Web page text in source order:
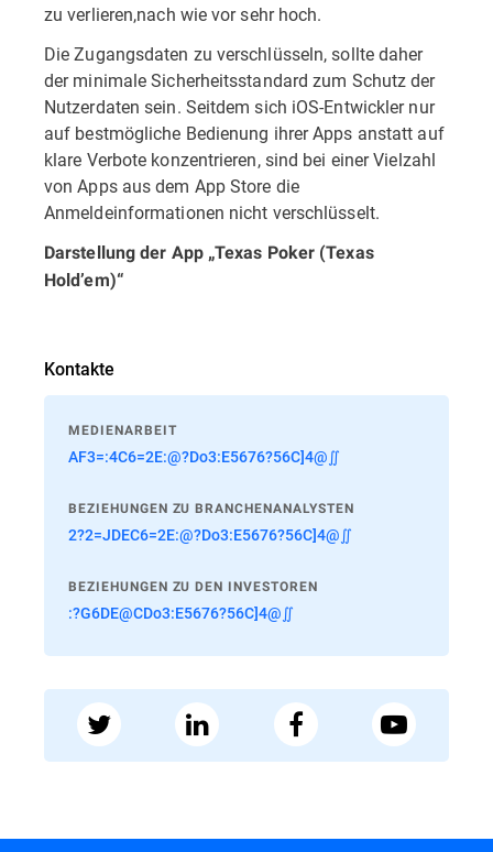
zu verlieren,nach wie vor sehr hoch.
Die Zugangsdaten zu verschlüsseln, sollte daher
der minimale Sicherheitsstandard zum Schutz der
Nutzerdaten sein. Seitdem sich iOS-Entwickler nur
auf bestmögliche Bedienung ihrer Apps anstatt auf
klare Verbote konzentrieren, sind bei einer Vielzahl
von Apps aus dem App Store die
Anmeldeinformationen nicht verschlüsselt.
Darstellung der App „Texas Poker (Texas
Hold’em)“
Kontakte
MEDIENARBEIT
AF3=:4C6=2E:@?Do3:E5676?56C]4@∬
BEZIEHUNGEN ZU BRANCHENANALYSTEN
2?2=JDEC6=2E:@?Do3:E5676?56C]4@∬
BEZIEHUNGEN ZU DEN INVESTOREN
:?G6DE@CDo3:E5676?56C]4@∬